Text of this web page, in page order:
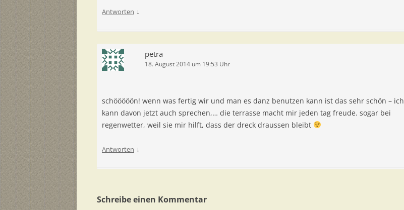
Antworten ↓
petra
18. August 2014 um 19:53 Uhr
schööööön! wenn was fertig wir und man es danz benutzen kann ist das sehr schön – ich
kann davon jetzt auch sprechen,… die terrasse macht mir jeden tag freude. sogar bei
regenwetter, weil sie mir hilft, dass der dreck draussen bleibt
Antworten ↓
Schreibe einen Kommentar